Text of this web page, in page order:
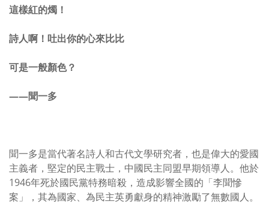
這樣紅的燭！
詩人啊！吐出你的心來比比
可是一般顏色？
——聞一多
聞一多是當代著名詩人和古代文學研究者，也是偉大的愛國
主義者，堅定的民主戰士，中國民主同盟早期領導人。他於
1946年死於國民黨特務暗殺，造成影響全國的「李聞慘
案」，其為國家、為民主英勇獻身的精神激勵了無數國人。